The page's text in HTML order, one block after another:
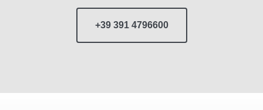
+39 391 4796600